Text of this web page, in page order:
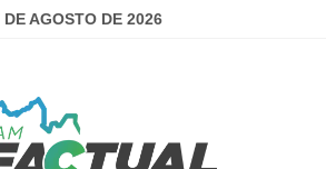
DE AGOSTO DE 2026